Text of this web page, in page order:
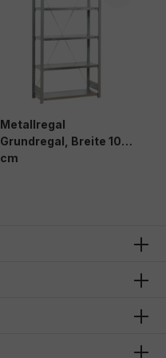
Metallregal
Grundregal, Breite 106
cm